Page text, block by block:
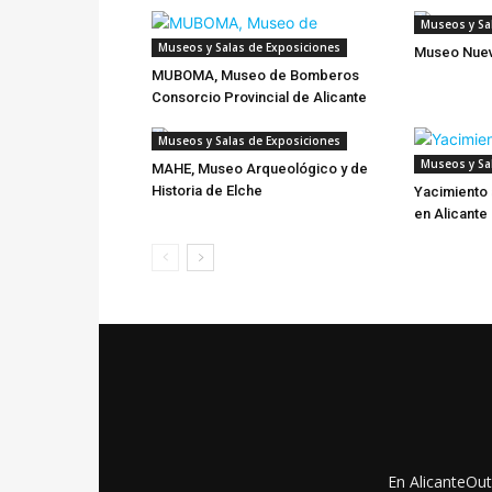
Museos y Salas de Exposiciones
MUBOMA, Museo de Bomberos
Consorcio Provincial de Alicante
Museos y
Museo
Museos y Salas de Exposiciones
MAHE, Museo Arqueológico y de
Historia de Elche
Museos y
en Alicante
En